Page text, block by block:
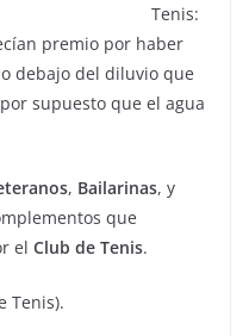
Tenis:
premio por haber
debajo del diluvio que
supuesto que el agua
, Bailarinas, y
que
el Club de Tenis.
Tenis).